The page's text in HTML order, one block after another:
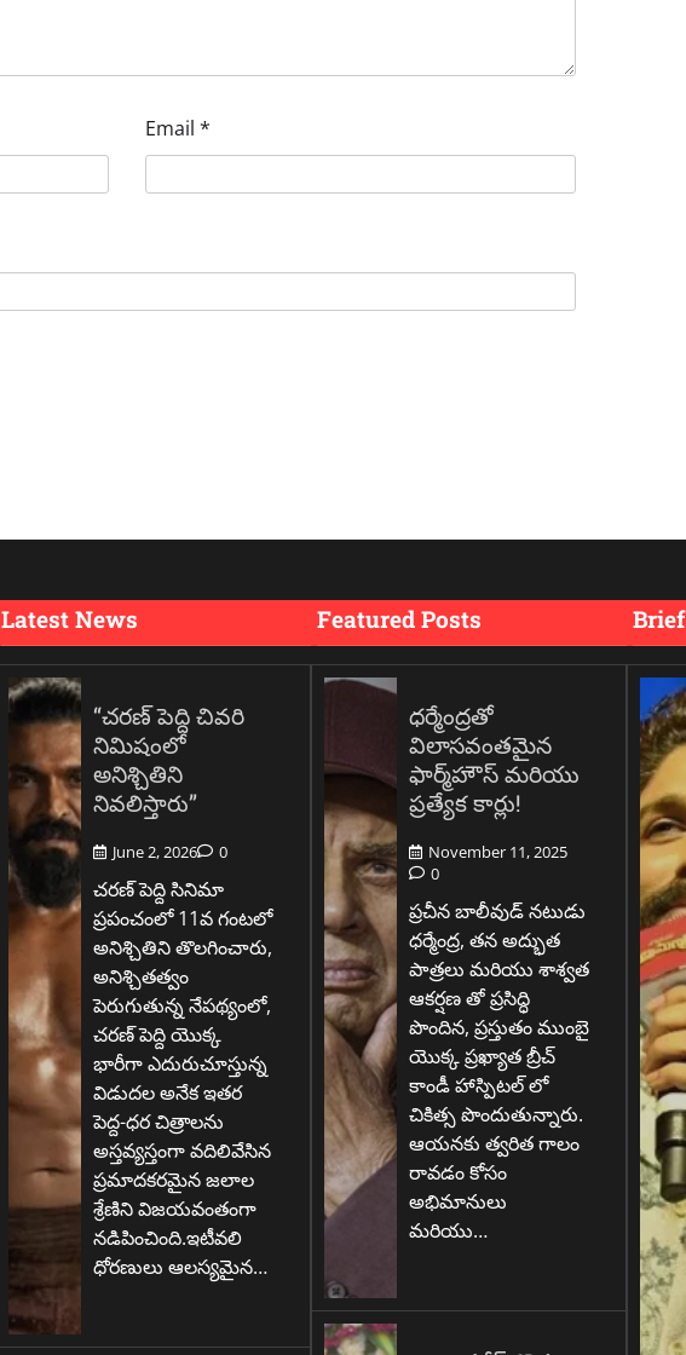
Email*
Latest News
“చరణ్ పెద్ది చివరి
నిమిషంలో
అనిశ్చితిని
నివలిస్తారు”
June 2, 2026 0
చరణ్ పెద్ది సినిమా
ప్రపంచంలో 11వ గంటలో
అనిశ్చితిని తొలగించారు,
అనిశ్చితత్వం
పెరుగుతున్న నేపథ్యంలో,
చరణ్ పెద్ది యొక్క
భారీగా ఎదురుచూస్తున్న
విడుదల అనేక ఇతర
పెద్ద-ధర చిత్రాలను
అస్తవ్యస్తంగా వదిలివేసిన
ప్రమాదకరమైన జలాల
శ్రేణిని విజయవంతంగా
నడిపించింది.ఇటీవలి
ధోరణులు ఆలస్యమైన…
Featured Posts
ధర్మేంద్రతో
విలాసవంతమైన
ఫార్మ్‌హౌస్ మరియు
ప్రత్యేక కార్లు!
November 11, 2025
0
ప్రచీన బాలీవుడ్ నటుడు
ధర్మేంద్ర, తన అద్భుత
పాత్రలు మరియు శాశ్వత
ఆకర్షణ తో ప్రసిద్ధి
పొందిన, ప్రస్తుతం ముంబై
యొక్క ప్రఖ్యాత బ్రీచ్
కాండీ హాస్పిటల్ లో
చికిత్స పొందుతున్నారు.
ఆయనకు త్వరిత గాలం
రావడం కోసం
అభిమానులు
మరియు…